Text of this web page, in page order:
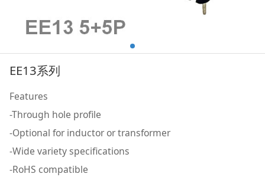
EE13系列
Features
-Through hole profile
-Optional for inductor or transformer
-Wide variety specifications
-RoHS compatible